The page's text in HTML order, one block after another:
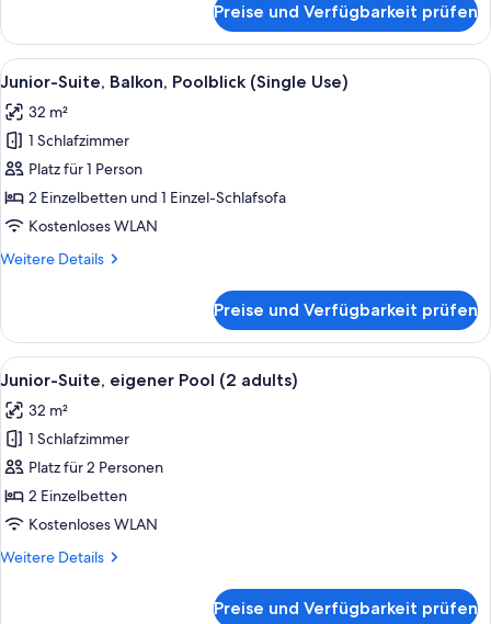
Suite,
Balkon,
Poolblick
Preise und Verfügbarkeit prüfen
Alle
Fotos
für
Junior-
Suite,
Balkon,
Poolblick
Use)
Ein modernes Hotelzimmer mit
5
Junior-Suite, Balkon, Poolblick (Single Use)
32 m²
1 Schlafzimmer
Platz für 1 Person
2 Einzelbetten und 1 Einzel-Schlafsofa
Kostenloses WLAN
Weitere Details
Weitere
Suite,
Balkon,
Poolblick
Use)
Preise und Verfügbarkeit prüfen
Alle
Fotos
für
Junior-
Suite,
eigener
Pool
adults)
Ein Poolbereich mit zwei
7
Junior-Suite, eigener Pool (2 adults)
32 m²
1 Schlafzimmer
Platz für 2 Personen
2 Einzelbetten
Kostenloses WLAN
Weitere Details
Weitere
Preise und Verfügbarkeit prüfen